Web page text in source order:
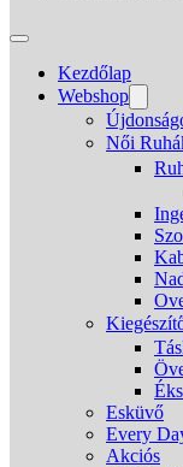
Kezdőlap
Webshop
Női
Esküvő
Every
Akciós